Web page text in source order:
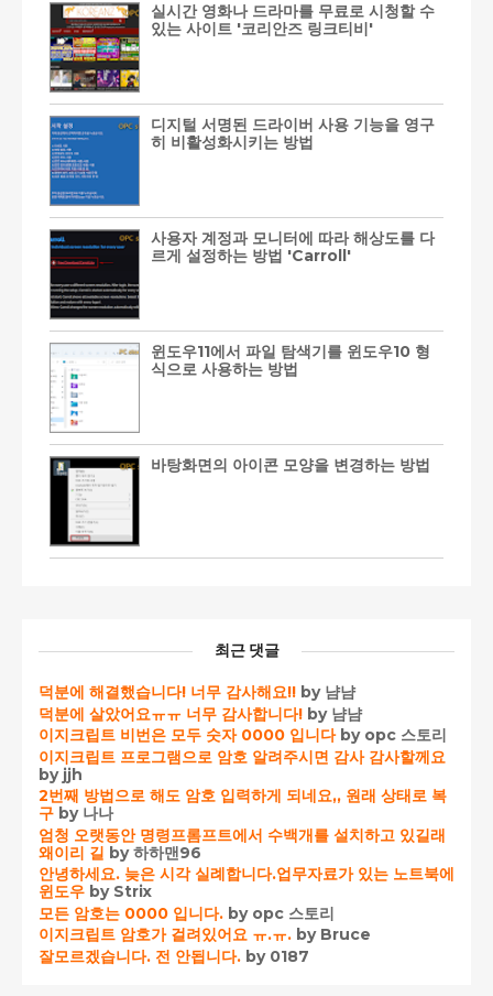
실시간 영화나 드라마를 무료로 시청할 수
있는 사이트 '코리안즈 링크티비'
디지털 서명된 드라이버 사용 기능을 영구
히 비활성화시키는 방법
사용자 계정과 모니터에 따라 해상도를 다
르게 설정하는 방법 'Carroll'
윈도우11에서 파일 탐색기를 윈도우10 형
식으로 사용하는 방법
바탕화면의 아이콘 모양을 변경하는 방법
최근 댓글
덕분에 해결했습니다! 너무 감사해요!! by 냠냠
덕분에 살았어요ㅠㅠ 너무 감사합니다! by 냠냠
이지크립트 비번은 모두 숫자 0000 입니다by opc 스토리
이지크립트 프로그램으로 암호 알려주시면 감사 감사할께요
by jjh
2번째 방법으로 해도 암호 입력하게 되네요,, 원래 상태로 복
구 by 나나
엄청 오랫동안 명령프롬프트에서 수백개를 설치하고 있길래
왜이리 길 by 하하맨96
안녕하세요. 늦은 시각 실례합니다.업무자료가 있는 노트북에
윈도우 by Strix
모든 암호는 0000 입니다. by opc 스토리
이지크립트 암호가 걸려있어요 ㅠ.ㅠ. by Bruce
잘모르겠습니다. 전 안됩니다. by 0187